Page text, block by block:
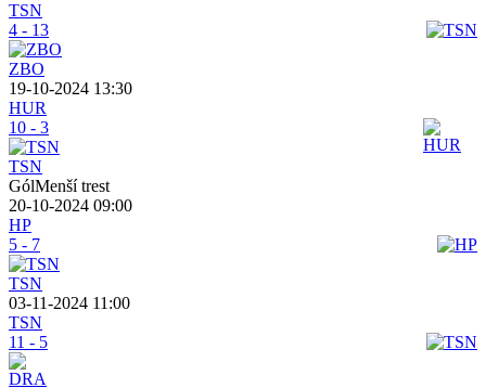
TSN
4 - 13
ZBO
19-10-2024 13:30
HUR
10 - 3
TSN
GólMenší trest
20-10-2024 09:00
HP
5 - 7
TSN
03-11-2024 11:00
TSN
11 - 5